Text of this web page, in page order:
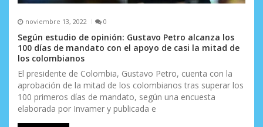
noviembre 13, 2022 0
Según estudio de opinión: Gustavo Petro alcanza los
100 días de mandato con el apoyo de casi la mitad de
los colombianos
El presidente de Colombia, Gustavo Petro, cuenta con la
aprobación de la mitad de los colombianos tras superar los
100 primeros días de mandato, según una encuesta
elaborada por Invamer y publicada e